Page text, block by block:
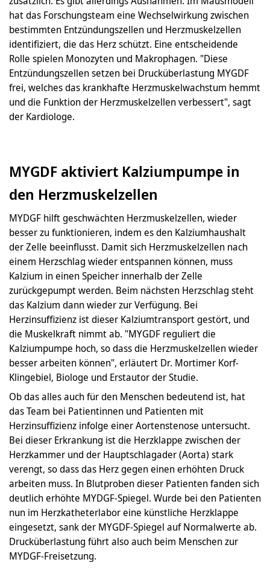
hat das Forschungsteam eine Wechselwirkung zwischen
bestimmten Entzündungszellen und Herzmuskelzellen
identifiziert, die das Herz schützt. Eine entscheidende
Rolle spielen Monozyten und Makrophagen. "Diese
Entzündungszellen setzen bei Drucküberlastung MYGDF
frei, welches das krankhafte Herzmuskelwachstum hemmt
und die Funktion der Herzmuskelzellen verbessert", sagt
der Kardiologe.
MYGDF aktiviert Kalziumpumpe in
den Herzmuskelzellen
MYDGF hilft geschwächten Herzmuskelzellen, wieder
besser zu funktionieren, indem es den Kalziumhaushalt
der Zelle beeinflusst. Damit sich Herzmuskelzellen nach
einem Herzschlag wieder entspannen können, muss
Kalzium in einen Speicher innerhalb der Zelle
zurückgepumpt werden. Beim nächsten Herzschlag steht
das Kalzium dann wieder zur Verfügung. Bei
Herzinsuffizienz ist dieser Kalziumtransport gestört, und
die Muskelkraft nimmt ab. "MYGDF reguliert die
Kalziumpumpe hoch, so dass die Herzmuskelzellen wieder
besser arbeiten können", erläutert Dr. Mortimer Korf-
Klingebiel, Biologe und Erstautor der Studie.
Ob das alles auch für den Menschen bedeutend ist, hat
das Team bei Patientinnen und Patienten mit
Herzinsuffizienz infolge einer Aortenstenose untersucht.
Bei dieser Erkrankung ist die Herzklappe zwischen der
Herzkammer und der Hauptschlagader (Aorta) stark
verengt, so dass das Herz gegen einen erhöhten Druck
arbeiten muss. In Blutproben dieser Patienten fanden sich
deutlich erhöhte MYDGF-Spiegel. Wurde bei den Patienten
nun im Herzkatheterlabor eine künstliche Herzklappe
eingesetzt, sank der MYGDF-Spiegel auf Normalwerte ab.
Drucküberlastung führt also auch beim Menschen zur
MYDGF-Freisetzung.